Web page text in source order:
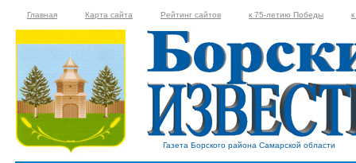
Главная Карта сайта Рейтинг сайтов к 75-летию Победы
Газета Борского района Самарской области